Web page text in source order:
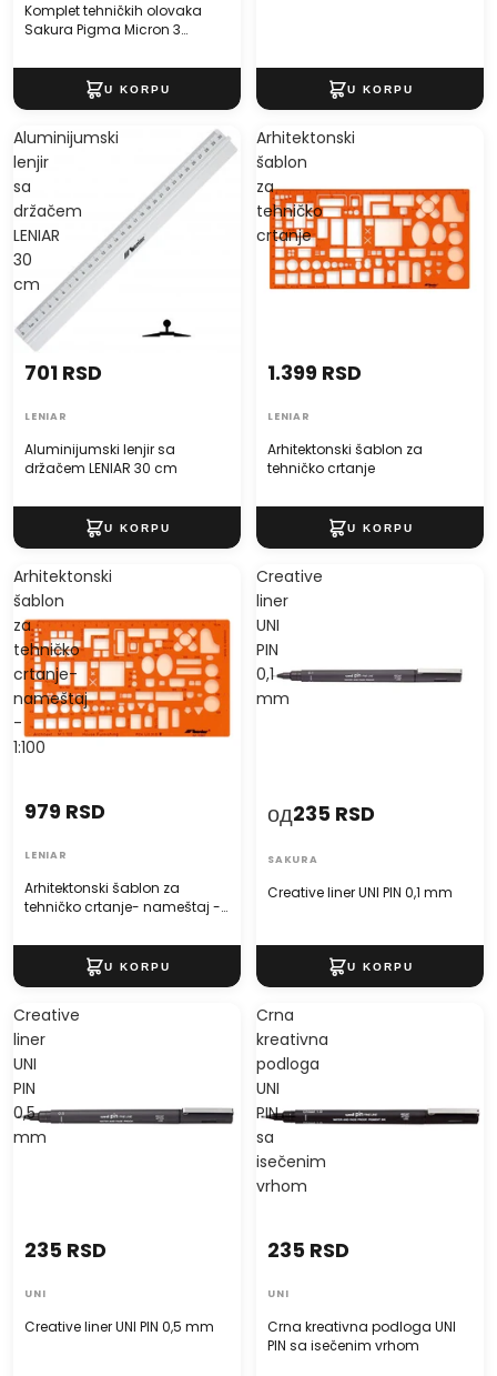
Komplet tehničkih olovaka
Sakura Pigma Micron 3
Aluminijumski
lenjir
sa
držačem
LENIAR
30
cm
Aluminijumski lenjir sa
držačem LENIAR 30 cm
701 RSD
LENIAR
Arhitektonski
šablon
za
tehničko
crtanje
Arhitektonski šablon za
tehničko crtanje
1.399 RSD
LENIAR
Arhitektonski
šablon
za
tehničko
crtanje-
nameštaj
-
1:100
Arhitektonski šablon za
tehničko crtanje- nameštaj -
979 RSD
LENIAR
Creative
liner
UNI
PIN
0,1
mm
Creative liner UNI PIN 0,1 mm
од235 RSD
SAKURA
Creative
liner
UNI
PIN
0,5
mm
Creative liner UNI PIN 0,5 mm
235 RSD
UNI
Crna
kreativna
podloga
UNI
PIN
sa
isečenim
vrhom
Crna kreativna podloga UNI
PIN sa isečenim vrhom
235 RSD
UNI